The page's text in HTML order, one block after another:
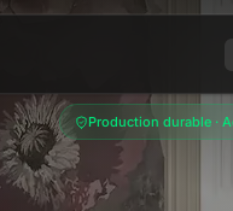
Production durable ·